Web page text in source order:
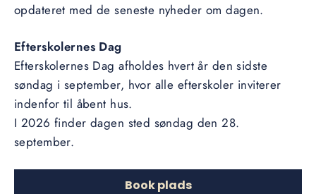
opdateret med de seneste nyheder om dagen.
Efterskolernes Dag
Efterskolernes Dag afholdes hvert år den sidste
søndag i september, hvor alle efterskoler inviterer
indenfor til åbent hus.
I 2026 finder dagen sted søndag den 28.
september.
Book plads